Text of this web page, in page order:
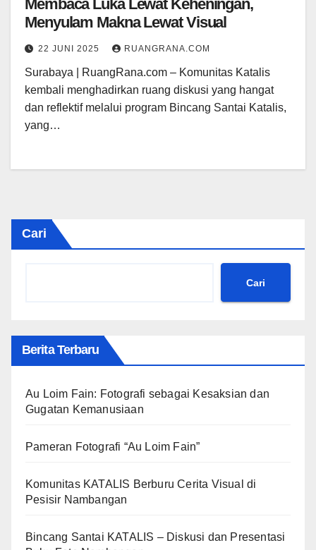
Membaca Luka Lewat Keheningan,
Menyulam Makna Lewat Visual
22 JUNI 2025 RUANGRANA.COM
Surabaya | RuangRana.com – Komunitas Katalis
kembali menghadirkan ruang diskusi yang hangat
dan reflektif melalui program Bincang Santai Katalis,
yang…
Cari
Cari
Berita Terbaru
Au Loim Fain: Fotografi sebagai Kesaksian dan
Gugatan Kemanusiaan
Pameran Fotografi “Au Loim Fain”
Komunitas KATALIS Berburu Cerita Visual di
Pesisir Nambangan
Bincang Santai KATALIS – Diskusi dan Presentasi